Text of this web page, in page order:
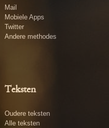
Mail
Mobiele Apps
Twitter
Andere methodes
Teksten
Oudere teksten
Alle teksten